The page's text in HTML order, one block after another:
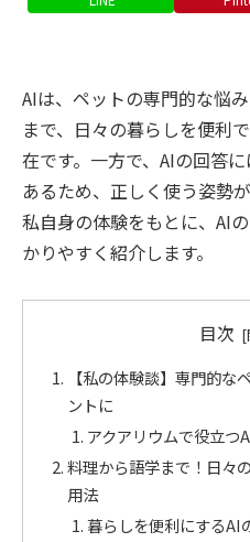
AIは、ペットの専門的な悩
まで、日々の暮らしを便利
在です。一方で、AIの回答
あるため、正しく使う姿勢
私自身の体験をもとに、AI
かりやすく紹介します。
目次
【私の体験談】専門的な
ントに
アクアリウムで役立つ
料理から語学まで！日々
用法
暮らしを便利にするAI